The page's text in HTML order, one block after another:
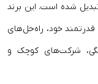
شده است. این برند
خود، راه‌حل‌های
شرکت‌های کوچک و